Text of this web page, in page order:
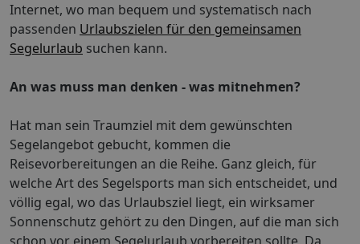
Internet, wo man bequem und systematisch nach
passenden Urlaubszielen für den gemeinsamen
Segelurlaub suchen kann.
An was muss man denken - was mitnehmen?
Hat man sein Traumziel mit dem gewünschten
Segelangebot gebucht, kommen die
Reisevorbereitungen an die Reihe. Ganz gleich, für
welche Art des Segelsports man sich entscheidet, und
völlig egal, wo das Urlaubsziel liegt, ein wirksamer
Sonnenschutz gehört zu den Dingen, auf die man sich